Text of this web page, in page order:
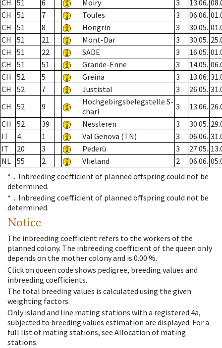
CH 51 6 Moiry 3 13.06.
CH
51 7 Toules 3 06.06.
CH
51 8 Hongrin 3 30.05.
CH
51 21 Mont-Dar 3 30.05.
CH
51 22 SADE 3 16.05.
CH
51 51 Grande-Enne 3 14.05.
CH
52 5 Greina 3 13.06.
CH
52 7 Justistal 3 26.05.
CH
52 9
Hochgebirgsbelegstelle S-
charl
3 13.06.
CH
52 39 Nessleren 3 30.05.
IT
4 1 Val Genova (TN) 3 06.06.
IT
20 3 Pederü 3 27.05.
NL 55 2 Vlieland 2 06.06.
* ... Inbreeding coefficient of planned offspring could not be
determined.
* ... Inbreeding coefficient of planned offspring could not be
determined.
Notice
The inbreeding coefficient refers to the workers of the
planned colony. The inbreeding coefficient of the queen only
depends on the mother colony and is 0.00 %.
Click on queen code shows pedigree, breeding values and
inbreeding coefficients.
The total breeding values is calculated using the given
weighting factors.
Only island and line mating stations with a registered 4a,
subjected to breeding values estimation are displayed. For a
full list of mating stations, see Allocation of mating
stations.